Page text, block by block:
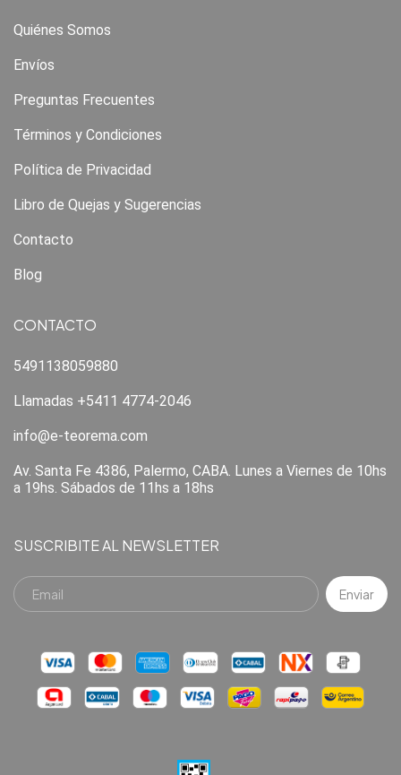
Quiénes Somos
Envíos
Preguntas Frecuentes
Términos y Condiciones
Política de Privacidad
Libro de Quejas y Sugerencias
Contacto
Blog
CONTACTO
5491138059880
Llamadas +5411 4774-2046
info@e-teorema.com
Av. Santa Fe 4386, Palermo, CABA. Lunes a Viernes de 10hs
a 19hs. Sábados de 11hs a 18hs
SUSCRIBITE AL NEWSLETTER